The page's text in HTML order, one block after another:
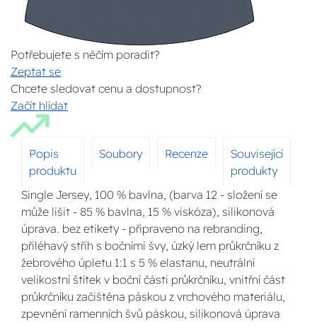
Potřebujete s něčím poradit?
Zeptat se
Chcete sledovat cenu a dostupnost?
Začít hlídat
Popis
produktu
Soubory Recenze
Související
produkty
Single Jersey, 100 % bavlna, (barva 12 - složení se
může lišit - 85 % bavlna, 15 % viskóza), silikonová
úprava. bez etikety - připraveno na rebranding,
přiléhavý střih s bočními švy, úzký lem průkrčníku z
žebrového úpletu 1:1 s 5 % elastanu, neutrální
velikostní štítek v boční části průkrčníku, vnitřní část
průkrčníku začištěna páskou z vrchového materiálu,
zpevnění ramenních švů páskou, silikonová úprava